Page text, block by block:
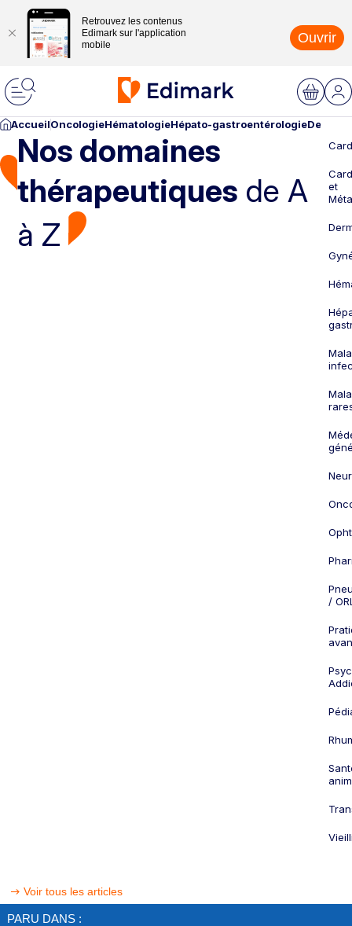
Retrouvez les contenus
Edimark sur l'application
mobile
Ouvrir
AccueilOncologieHématologieHépato-gastroentérologie
Nos domaines
thérapeutiques de A
à Z
et
/
Voir tous les articles
PARU DANS :